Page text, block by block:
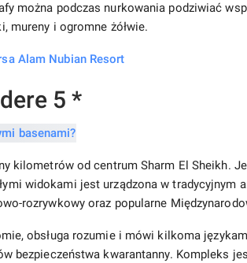
można podczas nurkowania podziwiać
mureny i ogromne żółwie.
Alam Nubian Resort
5 *
kilometrów od centrum Sharm El Sheikh.
widokami jest urządzona w tradycyjnym
rozrywkowy oraz popularne
obsługa rozumie i mówi kilkoma
bezpieczeństwa kwarantanny. Kompleks